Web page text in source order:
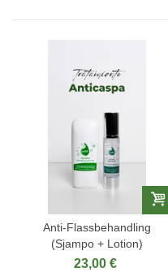
Anti-Flassbehandling
(Sjampo + Lotion)
23,00 €